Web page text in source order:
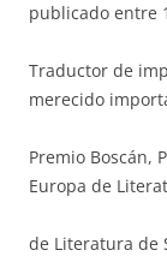
publicado entre
Traductor de
merecido
Premio Boscán,
Europa de
de Literatura de